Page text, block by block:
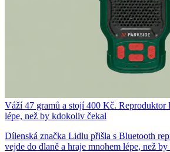
Váží 47 gramů a stojí 400 Kč. Reproduktor
lépe, než by kdokoliv čekal
Dílenská značka Lidlu přišla s Bluetooth
vejde do dlaně a hraje mnohem lépe, než